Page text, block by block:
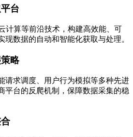
台
算等前沿技术，构建高效能、可
现数据的自动和智能化获取与处理。
略
求调度、用户行为模拟等多种先进
平台的反爬机制，保障数据采集的稳